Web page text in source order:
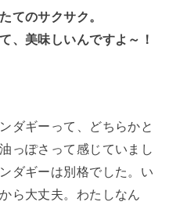
てのサクサク。
、美味しいんですよ～！
ダギーって、どちらかと
っぽさって感じていまし
ダギーは別格でした。い
ら大丈夫。わたしなん